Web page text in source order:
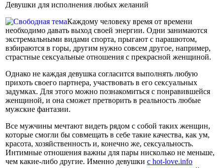
Девушки для исполнения любых желаний
Каждому человеку время от времени
необходимо давать выход своей энергии. Одни занимаются
экстремальными видами спорта, прыгают с парашютом,
взбираются в горы, другим нужно совсем другое, например,
страстные сексуальные отношения с прекрасной женщиной.
Однако не каждая девушка согласится выполнять любую
прихоть своего партнера, участвовать в его сексуальных
задумках. Для этого можно познакомиться с понравившейся
женщиной, и она сможет претворить в реальность любые
мужские фантазии.
Все мужчины мечтают видеть рядом с собой таких женщин,
которые смогли бы совмещать в себе такие качества, как ум,
красота, хозяйственность и, конечно же, сексуальность.
Интимные отношения важны для пары нисколько не меньше,
чем какие-либо другие. Именно девушки с hot-love.info